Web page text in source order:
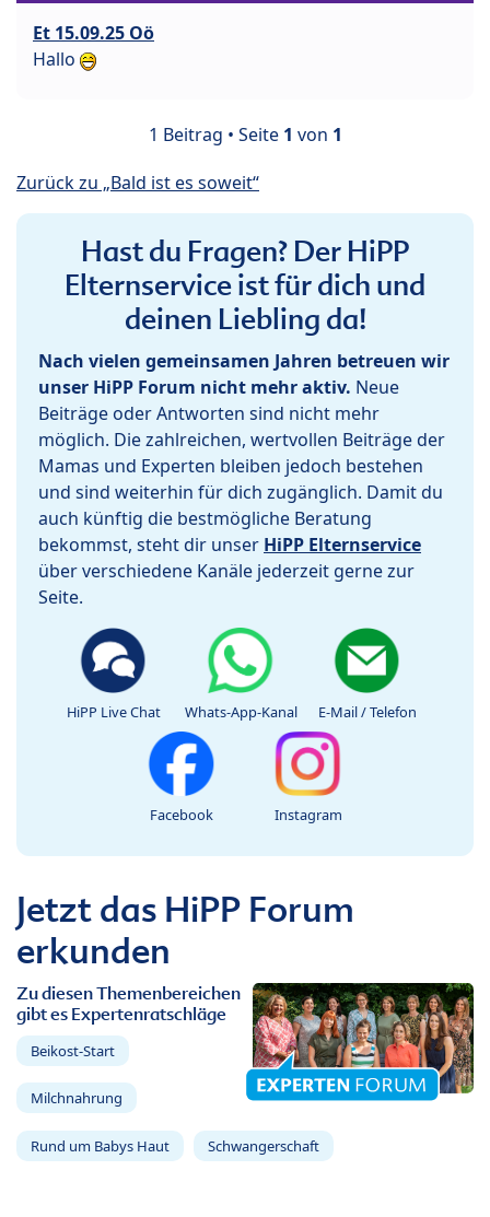
Et 15.09.25 Oö
Hallo
1 Beitrag • Seite 1 von 1
Zurück zu „Bald ist es soweit“
Hast du Fragen? Der HiPP
Elternservice ist für dich und
deinen Liebling da!
Nach vielen gemeinsamen Jahren betreuen wir
unser HiPP Forum nicht mehr aktiv. Neue
Beiträge oder Antworten sind nicht mehr
möglich. Die zahlreichen, wertvollen Beiträge der
Mamas und Experten bleiben jedoch bestehen
und sind weiterhin für dich zugänglich. Damit du
auch künftig die bestmögliche Beratung
bekommst, steht dir unser HiPP Elternservice
über verschiedene Kanäle jederzeit gerne zur
Seite.
HiPP Live Chat Whats-App-Kanal E-Mail / Telefon
Facebook Instagram
Jetzt das HiPP Forum
erkunden
Zu diesen Themenbereichen
gibt es Expertenratschläge
Beikost-Start
Milchnahrung
Rund um Babys Haut Schwangerschaft